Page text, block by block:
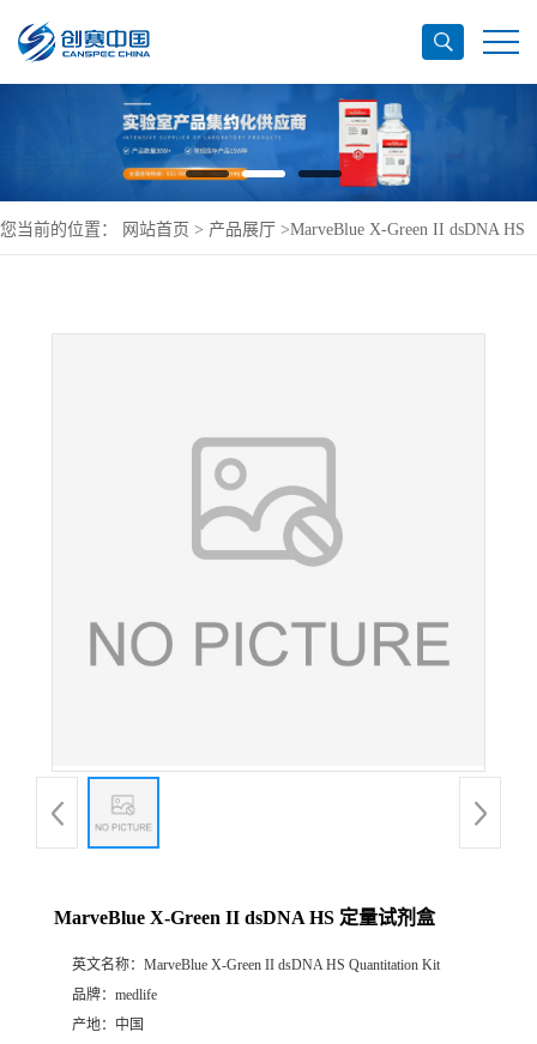
您当前的位置： 网站首页 > 产品展厅 >MarveBlue X-Green II dsDNA HS
MarveBlue X-Green II dsDNA HS 定量试剂盒
英文名称： MarveBlue X-Green II dsDNA HS Quantitation Kit
品牌： medlife
产地： 中国